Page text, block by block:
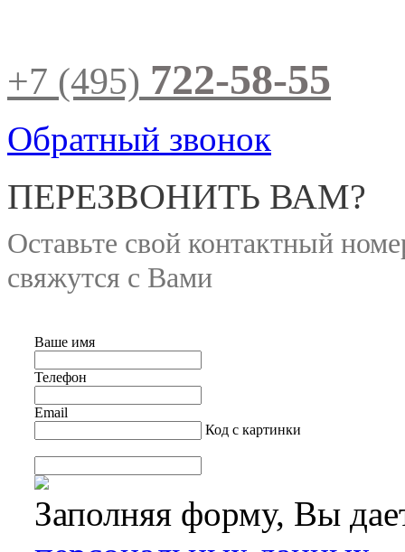
+7 (495) 722-58-55
Обратный звонок
ПЕРЕЗВОНИТЬ ВАМ?
Оставьте свой контактный
свяжутся с Вами
Ваше имя
Телефон
Email
Код с картинки
Заполняя форму, Вы